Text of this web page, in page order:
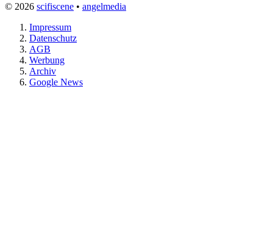
© 2026 scifiscene • angelmedia
Impressum
Datenschutz
AGB
Werbung
Archiv
Google News